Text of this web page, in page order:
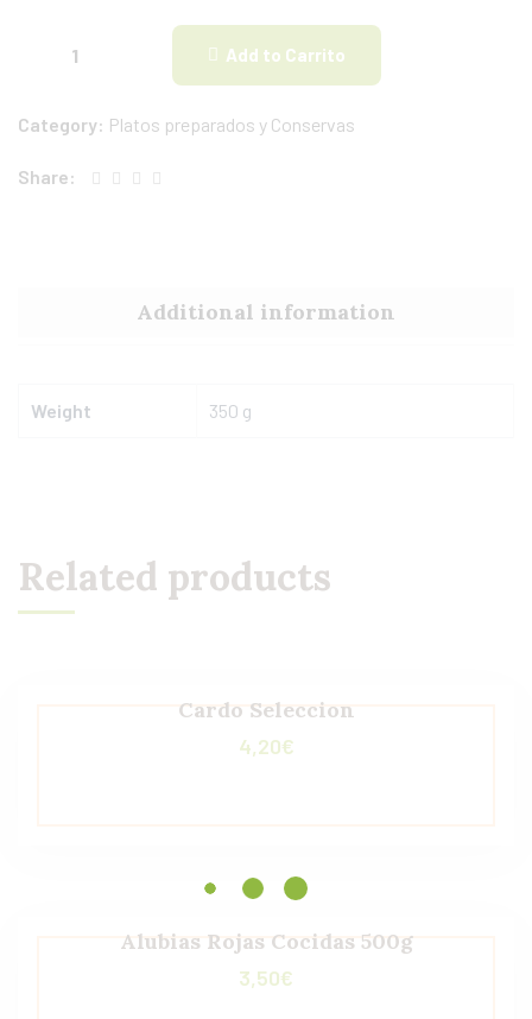
Add to Carrito
Category: Platos preparados y Conservas
Share:
Additional information
Weight 350 g
Related products
Cardo Seleccion
4,20€
Alubias Rojas Cocidas 500g
3,50€